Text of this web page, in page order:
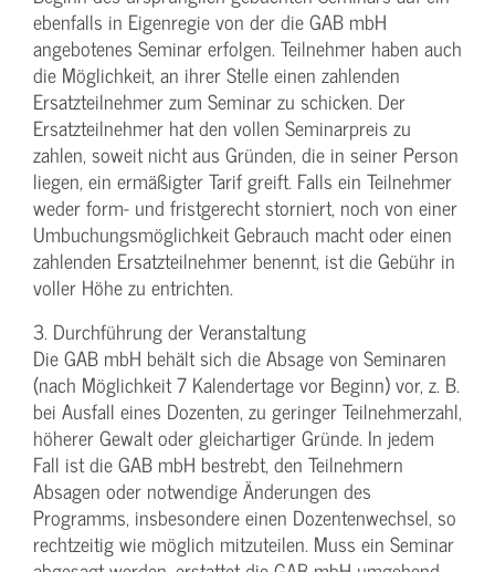
ebenfalls in Eigenregie von der die GAB mbH
angebotenes Seminar erfolgen. Teilnehmer haben auch
die Möglichkeit, an ihrer Stelle einen zahlenden
Ersatzteilnehmer zum Seminar zu schicken. Der
Ersatzteilnehmer hat den vollen Seminarpreis zu
zahlen, soweit nicht aus Gründen, die in seiner Person
liegen, ein ermäßigter Tarif greift. Falls ein Teilnehmer
weder form- und fristgerecht storniert, noch von einer
Umbuchungsmöglichkeit Gebrauch macht oder einen
zahlenden Ersatzteilnehmer benennt, ist die Gebühr in
voller Höhe zu entrichten.
3. Durchführung der Veranstaltung
Die GAB mbH behält sich die Absage von Seminaren
(nach Möglichkeit 7 Kalendertage vor Beginn) vor, z. B.
bei Ausfall eines Dozenten, zu geringer Teilnehmerzahl,
höherer Gewalt oder gleichartiger Gründe. In jedem
Fall ist die GAB mbH bestrebt, den Teilnehmern
Absagen oder notwendige Änderungen des
Programms, insbesondere einen Dozentenwechsel, so
rechtzeitig wie möglich mitzuteilen. Muss ein Seminar